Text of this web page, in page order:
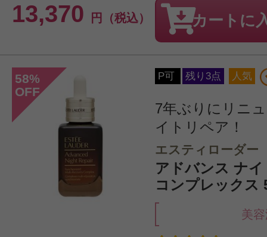
13,370 円（税込） カートに
58%
OFF
P可 残り3点 人気
7年ぶりにリニ
イトリペア！
エスティローダー
アドバンス ナ
コンプレックス
美